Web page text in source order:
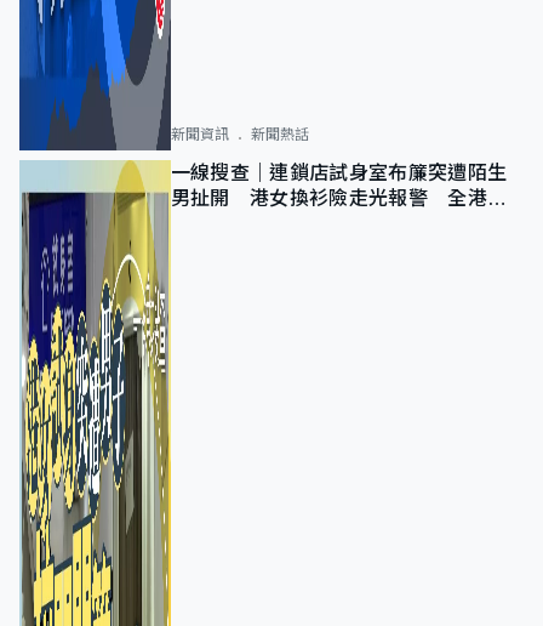
新聞資訊 新聞熱話
一線搜查｜連鎖店試身室布簾突遭陌生
男扯開 港女換衫險走光報警 全港分